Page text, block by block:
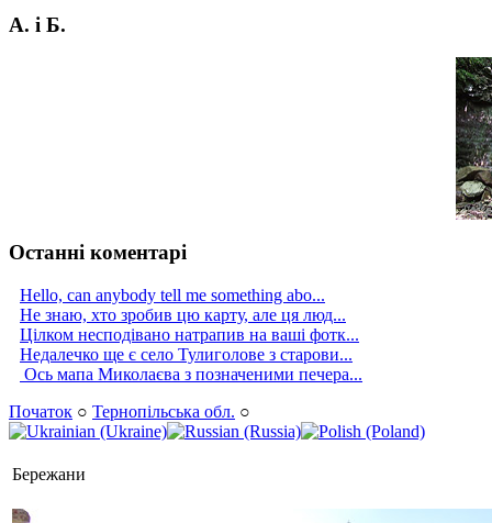
А. і Б.
Останні коментарі
Hello, can anybody tell me something abo...
Не знаю, хто зробив цю карту, але ця люд...
Цілком несподівано натрапив на ваші фотк...
Недалечко ще є село Тулиголове з старови...
Ось мапа Миколаєва з позначеними печера...
Початок ○ Тернопільська обл. ○
Бережани